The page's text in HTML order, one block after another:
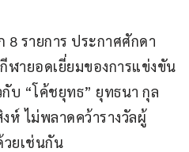
รายการ ประกาศศักดา
ฬายอดเยี่ยมของการแข่งขัน
กับ “โค้ชยุทธ” ยุทธนา กุล
ห์ ไม่พลาดคว้ารางวัลผู้
ยเช่นกัน